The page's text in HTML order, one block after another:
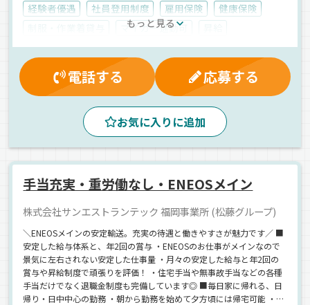
経験者優遇
社員登用制度 雇用保険
健康保険
マイカー通勤可
交通費支給
労災保険 有給休暇
残業手当
厚生年金
朝 昼
地場
バックアイモニター装備 拠点多数
その他
アルバイト
もっと見る
電話する 応募する
お気に入りに追加
手当充実・重労働なし・ENEOSメイン
株式会社サンエストランテック 福岡事業所 (松藤グループ)
＼ENEOSメインの安定輸送。充実の待遇と働きやすさが魅力です／ ■
安定した給与体系と、年2回の賞与 ・ENEOSのお仕事がメインなので
景気に左右されない安定した仕事量 ・月々の安定した給与と年2回の
賞与や昇給制度で頑張りを評価！ ・住宅手当や無事故手当などの各種
手当だけでなく退職金制度も完備しています◎ ■毎日家に帰れる、日
帰り・日中中心の勤務 ・朝から勤務を始めて夕方頃には帰宅可能 ・も